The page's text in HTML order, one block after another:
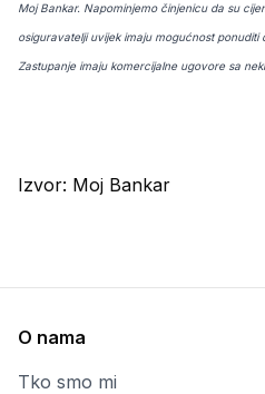
Moj Bankar. Napominjemo činjenicu da su
osiguravatelji uvijek imaju mogućnost
Zastupanje imaju komercijalne ugovore sa
Izvor: Moj Bankar
O nama
Tko smo mi